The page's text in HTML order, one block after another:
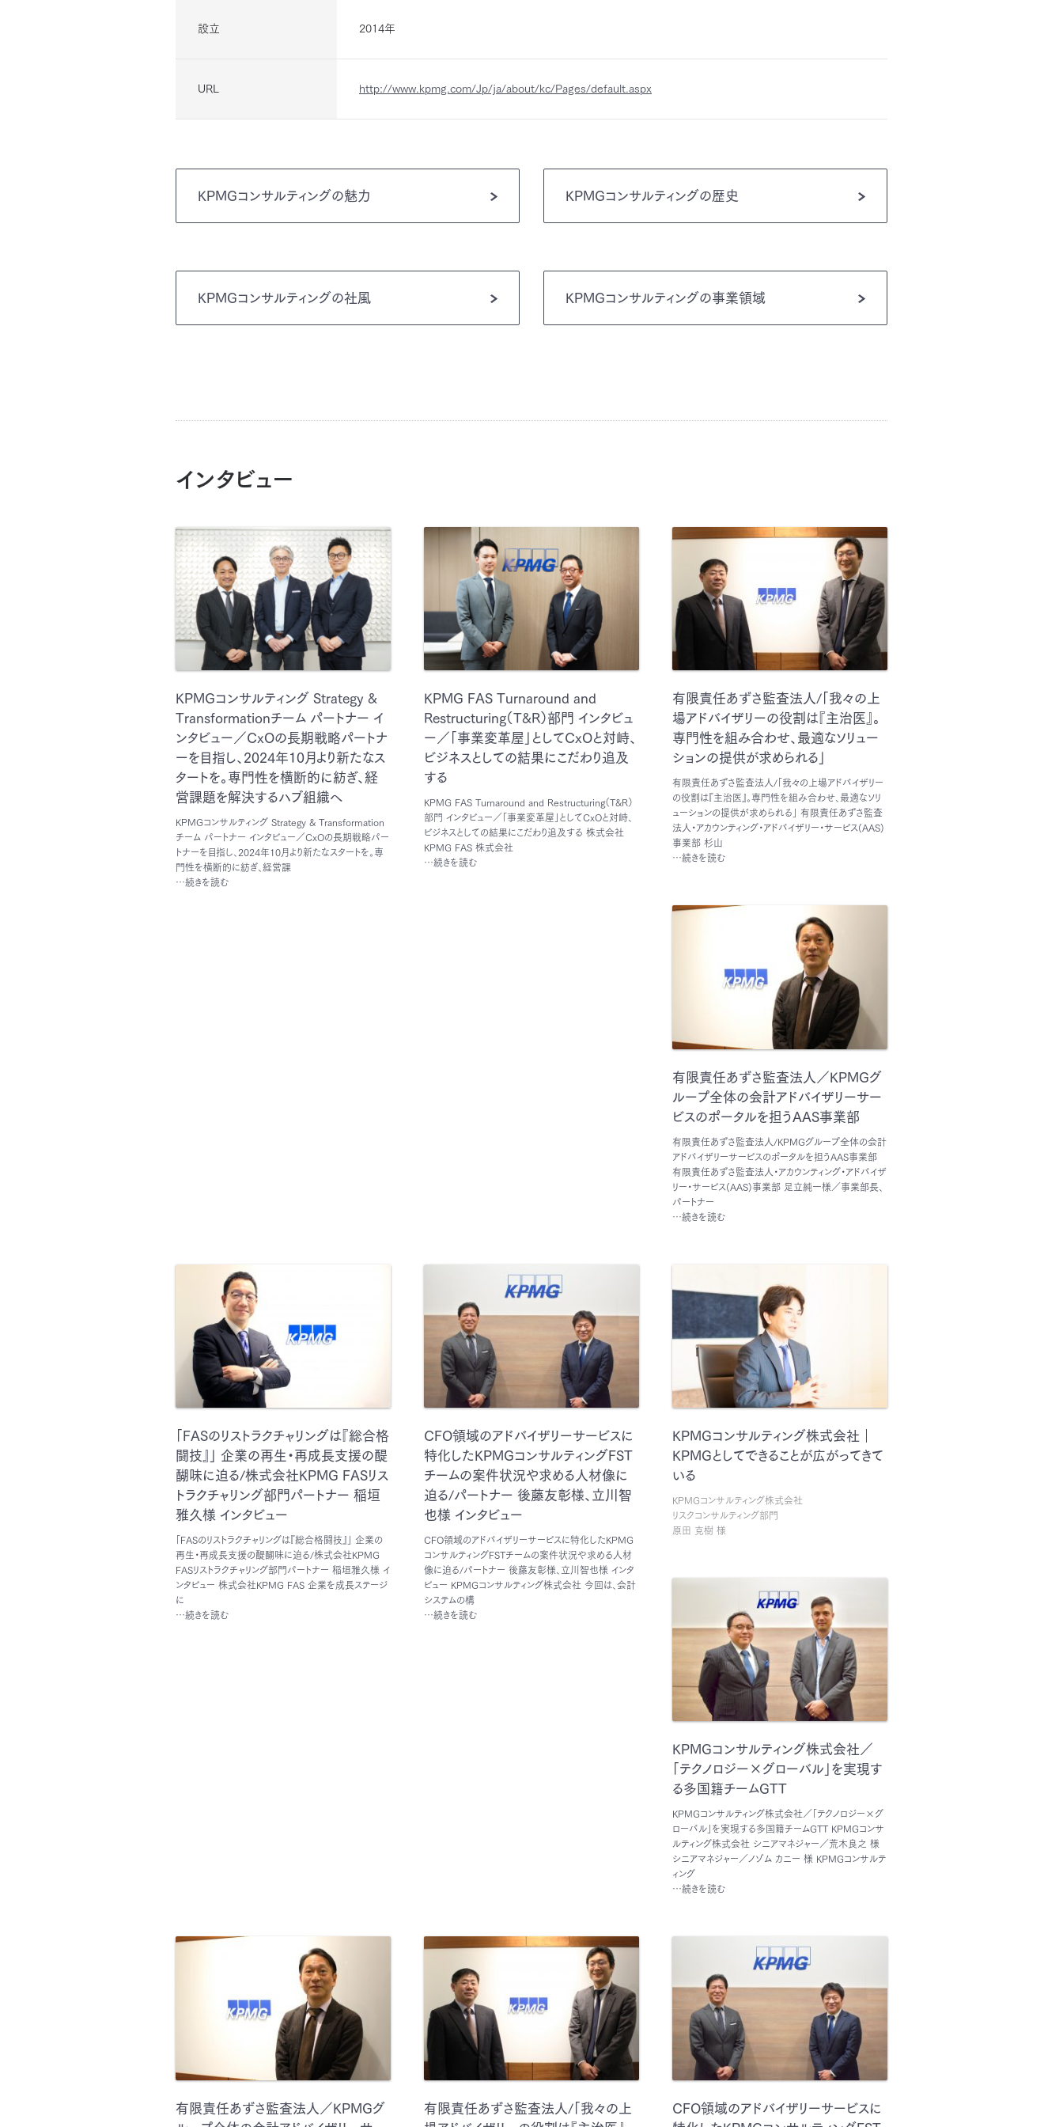
設立 2014年
URL http://www.kpmg.com/Jp/ja/about/kc/Pages/default.aspx
KPMGコンサルティングの魅力 KPMGコンサルティングの歴史
KPMGコンサルティングの社風 KPMGコンサルティングの事業領域
インタビュー
KPMGコンサルティング Strategy &
Transformationチーム パートナー イ
ンタビュー／CxOの長期戦略パートナ
ーを目指し、2024年10月より新たなス
タートを。専門性を横断的に紡ぎ、経
営課題を解決するハブ組織へ
KPMGコンサルティング Strategy & Transformation
チーム パートナー インタビュー／CxOの長期戦略パー
トナーを目指し、2024年10月より新たなスタートを。専
門性を横断的に紡ぎ、経営課
…続きを読む
KPMG FAS Turnaround and
Restructuring（T&R）部門 インタビュ
ー／「事業変革屋」としてCxOと対峙、
ビジネスとしての結果にこだわり追及
する
KPMG FAS Turnaround and Restructuring（T&R）
部門 インタビュー／「事業変革屋」としてCxOと対峙、
ビジネスとしての結果にこだわり追及する 株式会社
KPMG FAS 株式会社
…続きを読む
有限責任あずさ監査法人/「我々の上
場アドバイザリーの役割は『主治医』。
専門性を組み合わせ、最適なソリュー
ションの提供が求められる」
有限責任あずさ監査法人/「我々の上場アドバイザリー
の役割は『主治医』。専門性を組み合わせ、最適なソリ
ューションの提供が求められる」 有限責任あずさ監査
法人・アカウンティング・アドバイザリー・サービス(AAS)
事業部 杉山
…続きを読む
有限責任あずさ監査法人／KPMGグ
ループ全体の会計アドバイザリーサー
ビスのポータルを担うAAS事業部
有限責任あずさ監査法人/KPMGグループ全体の会計
アドバイザリーサービスのポータルを担うAAS事業部
有限責任あずさ監査法人・アカウンティング・アドバイザ
リー・サービス(AAS)事業部 足立純一様／事業部長、
パートナー
…続きを読む
「FASのリストラクチャリングは『総合格
闘技』」 企業の再生・再成長支援の醍
醐味に迫る/株式会社KPMG FASリス
トラクチャリング部門パートナー 稲垣
雅久様 インタビュー
「FASのリストラクチャリングは『総合格闘技』」 企業の
再生・再成長支援の醍醐味に迫る/株式会社KPMG
FASリストラクチャリング部門パートナー 稲垣雅久様 イ
ンタビュー 株式会社KPMG FAS 企業を成長ステージ
に
…続きを読む
CFO領域のアドバイザリーサービスに
特化したKPMGコンサルティングFST
チームの案件状況や求める人材像に
迫る/パートナー 後藤友彰様、立川智
也様 インタビュー
CFO領域のアドバイザリーサービスに特化したKPMG
コンサルティングFSTチームの案件状況や求める人材
像に迫る/パートナー 後藤友彰様、立川智也様 インタ
ビュー KPMGコンサルティング株式会社 今回は、会計
システムの構
…続きを読む
KPMGコンサルティング株式会社｜
KPMGとしてできることが広がってきて
いる
KPMGコンサルティング株式会社
リスクコンサルティング部門
原田 克樹 様
KPMGコンサルティング株式会社／
「テクノロジー×グローバル」を実現す
る多国籍チームGTT
KPMGコンサルティング株式会社／「テクノロジー×グ
ローバル」を実現する多国籍チームGTT KPMGコンサ
ルティング株式会社 シニアマネジャー／荒木良之 様
シニアマネジャー／ノゾム カニー 様 KPMGコンサルテ
ィング
…続きを読む
有限責任あずさ監査法人／KPMGグ
有限責任あずさ監査法人/「我々の上
CFO領域のアドバイザリーサービスに